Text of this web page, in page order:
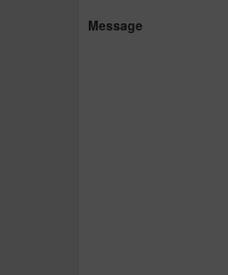
Message